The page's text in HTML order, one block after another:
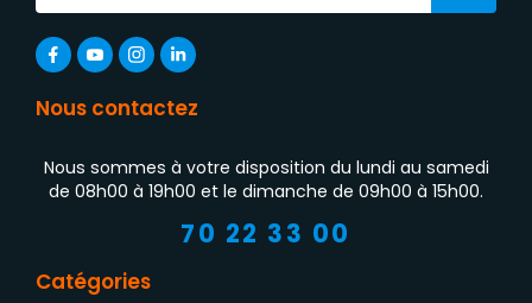
Nous contactez
Nous sommes à votre disposition du lundi au samedi
de 08h00 à 19h00 et le dimanche de 09h00 à 15h00.
70 22 33 00
Catégories